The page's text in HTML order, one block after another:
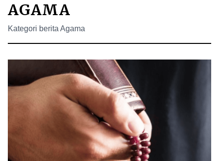
AGAMA
Kategori berita Agama